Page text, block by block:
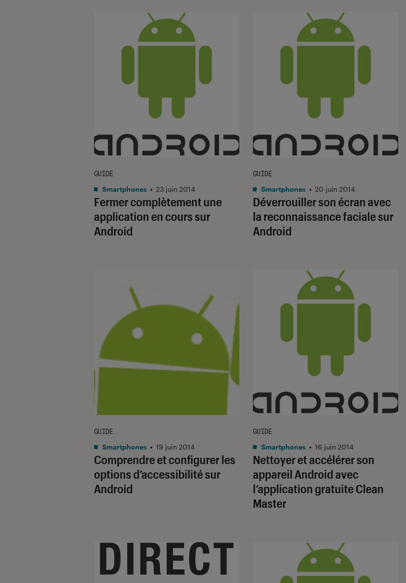
Fermer complètement une
application en cours sur
Android
GUIDE
Smartphones • 23 juin 2014
Déverrouiller son écran avec
la reconnaissance faciale sur
Android
GUIDE
Smartphones • 20 juin 2014
Comprendre et configurer les
options d’accessibilité sur
Android
GUIDE
Smartphones • 19 juin 2014
Nettoyer et accélérer son
appareil Android avec
l’application gratuite Clean
Master
GUIDE
Smartphones • 16 juin 2014